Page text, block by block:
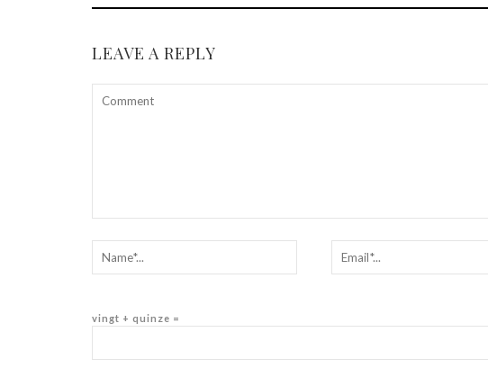
LEAVE A REPLY
vingt + quinze =